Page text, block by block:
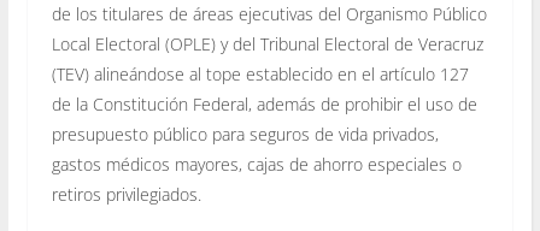
de los titulares de áreas ejecutivas del Organismo Público
Local Electoral (OPLE) y del Tribunal Electoral de Veracruz
(TEV) alineándose al tope establecido en el artículo 127
de la Constitución Federal, además de prohibir el uso de
presupuesto público para seguros de vida privados,
gastos médicos mayores, cajas de ahorro especiales o
retiros privilegiados.